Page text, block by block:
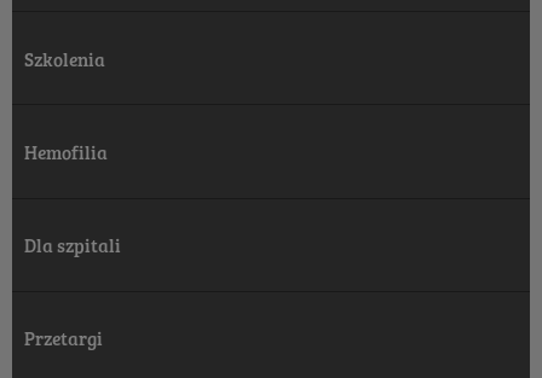
Szkolenia
Hemofilia
Dla szpitali
Przetargi